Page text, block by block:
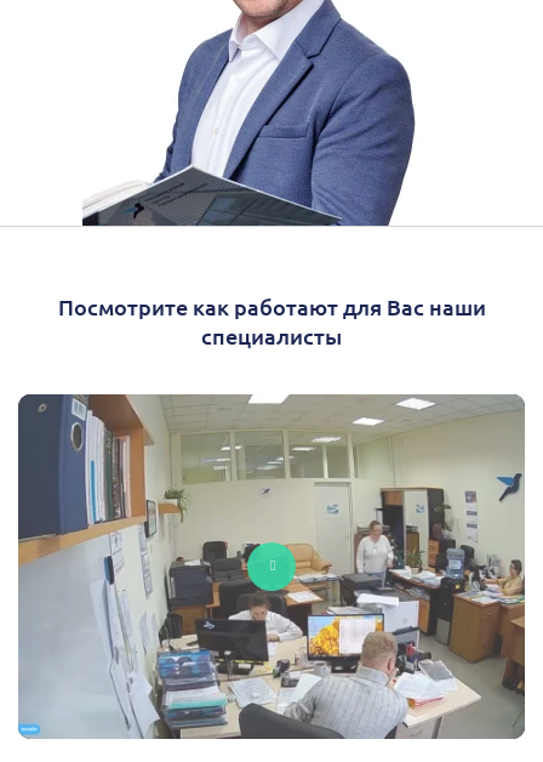
Посмотрите как работают для Вас наши
специалисты